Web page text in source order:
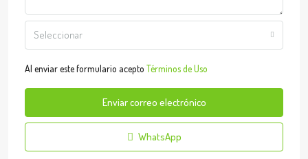
Seleccionar
Al enviar este formulario acepto Términos de Uso
Enviar correo electrónico
WhatsApp